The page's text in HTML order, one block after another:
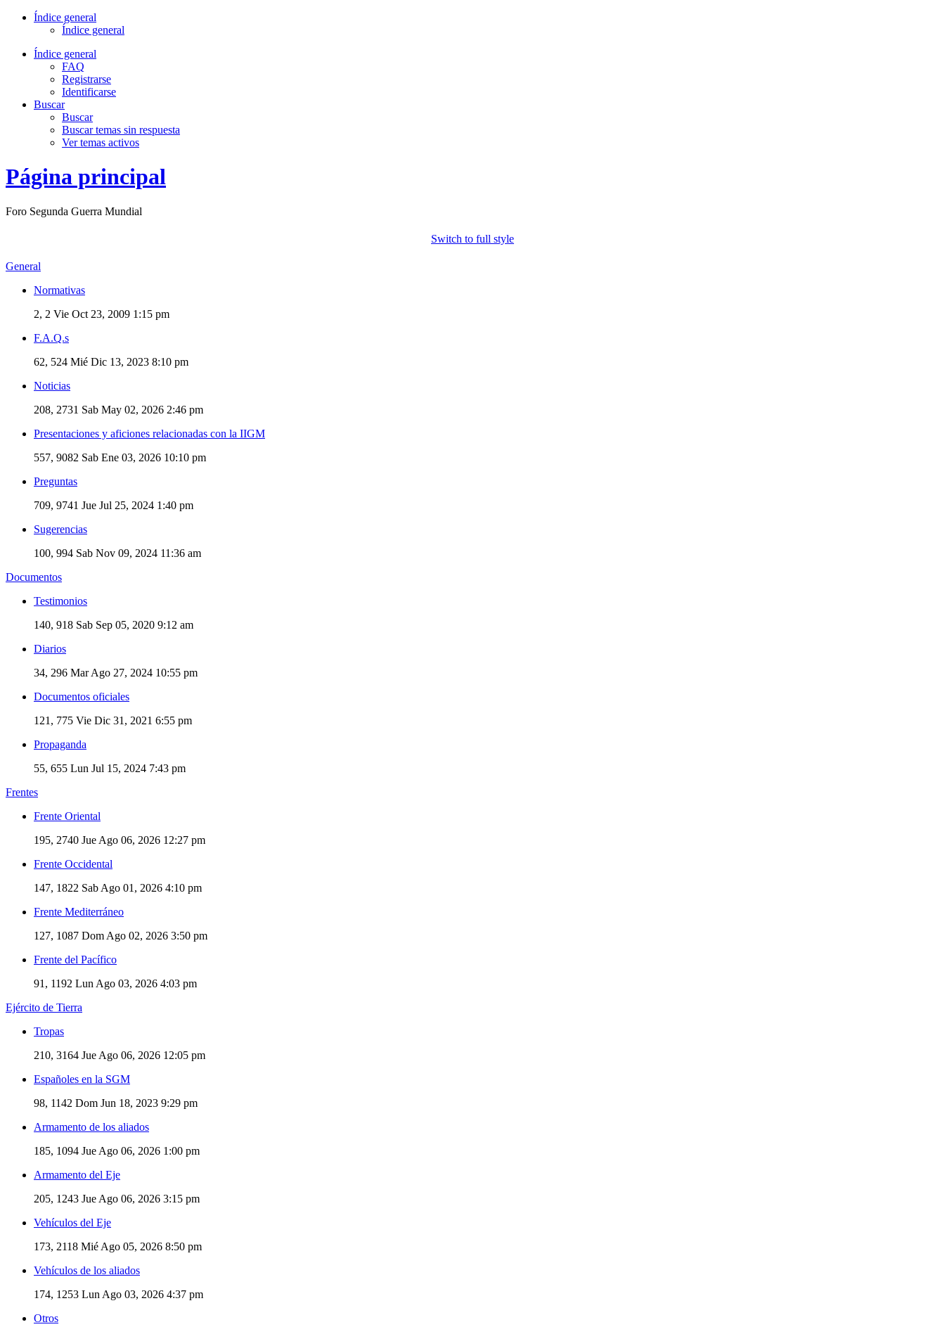
Índice general
Índice general
Índice general
FAQ
Registrarse
Identificarse
Buscar
Buscar
Buscar temas sin respuesta
Ver temas activos
Página principal
Foro Segunda Guerra Mundial
Switch to full style
General
Normativas
2, 2 Vie Oct 23, 2009 1:15 pm
F.A.Q.s
62, 524 Mié Dic 13, 2023 8:10 pm
Noticias
208, 2731 Sab May 02, 2026 2:46 pm
Presentaciones y aficiones relacionadas con la IIGM
557, 9082 Sab Ene 03, 2026 10:10 pm
Preguntas
709, 9741 Jue Jul 25, 2024 1:40 pm
Sugerencias
100, 994 Sab Nov 09, 2024 11:36 am
Documentos
Testimonios
140, 918 Sab Sep 05, 2020 9:12 am
Diarios
34, 296 Mar Ago 27, 2024 10:55 pm
Documentos oficiales
121, 775 Vie Dic 31, 2021 6:55 pm
Propaganda
55, 655 Lun Jul 15, 2024 7:43 pm
Frentes
Frente Oriental
195, 2740 Jue Ago 06, 2026 12:27 pm
Frente Occidental
147, 1822 Sab Ago 01, 2026 4:10 pm
Frente Mediterráneo
127, 1087 Dom Ago 02, 2026 3:50 pm
Frente del Pacífico
91, 1192 Lun Ago 03, 2026 4:03 pm
Ejército de Tierra
Tropas
210, 3164 Jue Ago 06, 2026 12:05 pm
Españoles en la SGM
98, 1142 Dom Jun 18, 2023 9:29 pm
Armamento de los aliados
185, 1094 Jue Ago 06, 2026 1:00 pm
Armamento del Eje
205, 1243 Jue Ago 06, 2026 3:15 pm
Vehículos del Eje
173, 2118 Mié Ago 05, 2026 8:50 pm
Vehículos de los aliados
174, 1253 Lun Ago 03, 2026 4:37 pm
Otros